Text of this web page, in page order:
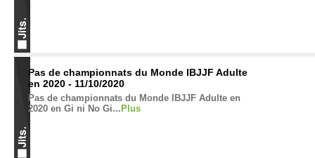
Pas de championnats du Monde IBJJF Adulte
en 2020 - 11/10/2020
Pas de championnats du Monde IBJJF Adulte en
2020 en Gi ni No Gi... Plus